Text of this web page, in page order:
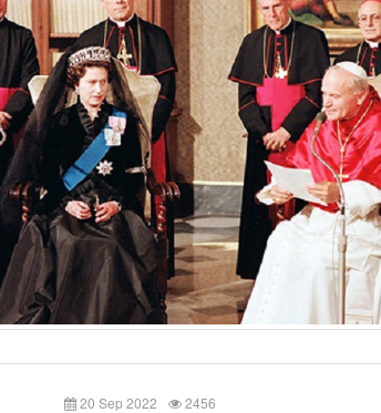
20 Sep 2022 2456